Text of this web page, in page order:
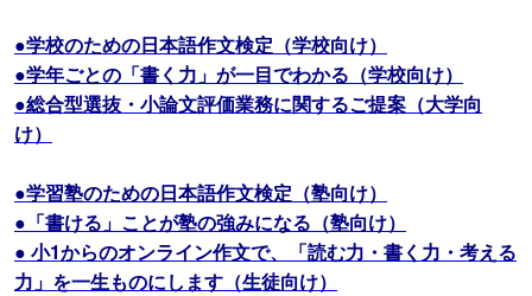
●学校のための日本語作文検定（学校向け）
●学年ごとの「書く力」が一目でわかる（学校向け）
●総合型選抜・小論文評価業務に関するご提案（大学向
け）
●学習塾のための日本語作文検定（塾向け）
●「書ける」ことが塾の強みになる（塾向け）
● 小1からのオンライン作文で、「読む力・書く力・考える
力」を一生ものにします（生徒向け）